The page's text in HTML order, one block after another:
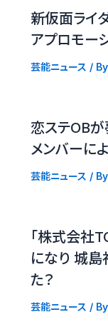
新仮面ライ
アプロモー
芸能ニュース / By
恋ステOB
メンバーに
芸能ニュース / By
「株式会社
になり 城島
た？
芸能ニュース / By